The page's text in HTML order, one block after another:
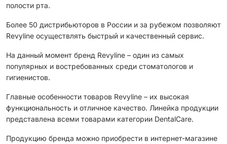
полости рта.
Более 50 дистрибьюторов в России и за рубежом позволяют
Revyline осуществлять быстрый и качественный сервис.
На данный момент бренд Revyline – один из самых
популярных и востребованных среди стоматологов и
гигиенистов.
Главные особенности товаров Revyline – их высокая
функциональность и отличное качество. Линейка продукции
представлена всеми товарами категории DentalCare.
Продукцию бренда можно приобрести в интернет-магазине